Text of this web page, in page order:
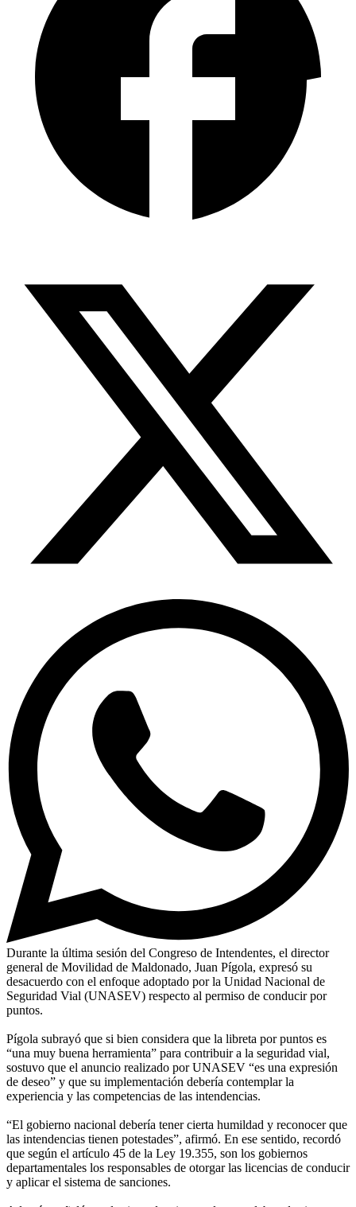
Durante la última sesión del Congreso de Intendentes, el director
general de Movilidad de Maldonado, Juan Pígola, expresó su
desacuerdo con el enfoque adoptado por la Unidad Nacional de
Seguridad Vial (UNASEV) respecto al permiso de conducir por
puntos.
Pígola subrayó que si bien considera que la libreta por puntos es
“una muy buena herramienta” para contribuir a la seguridad vial,
sostuvo que el anuncio realizado por UNASEV “es una expresión
de deseo” y que su implementación debería contemplar la
experiencia y las competencias de las intendencias.
“El gobierno nacional debería tener cierta humildad y reconocer que
las intendencias tienen potestades”, afirmó. En ese sentido, recordó
que según el artículo 45 de la Ley 19.355, son los gobiernos
departamentales los responsables de otorgar las licencias de conducir
y aplicar el sistema de sanciones.